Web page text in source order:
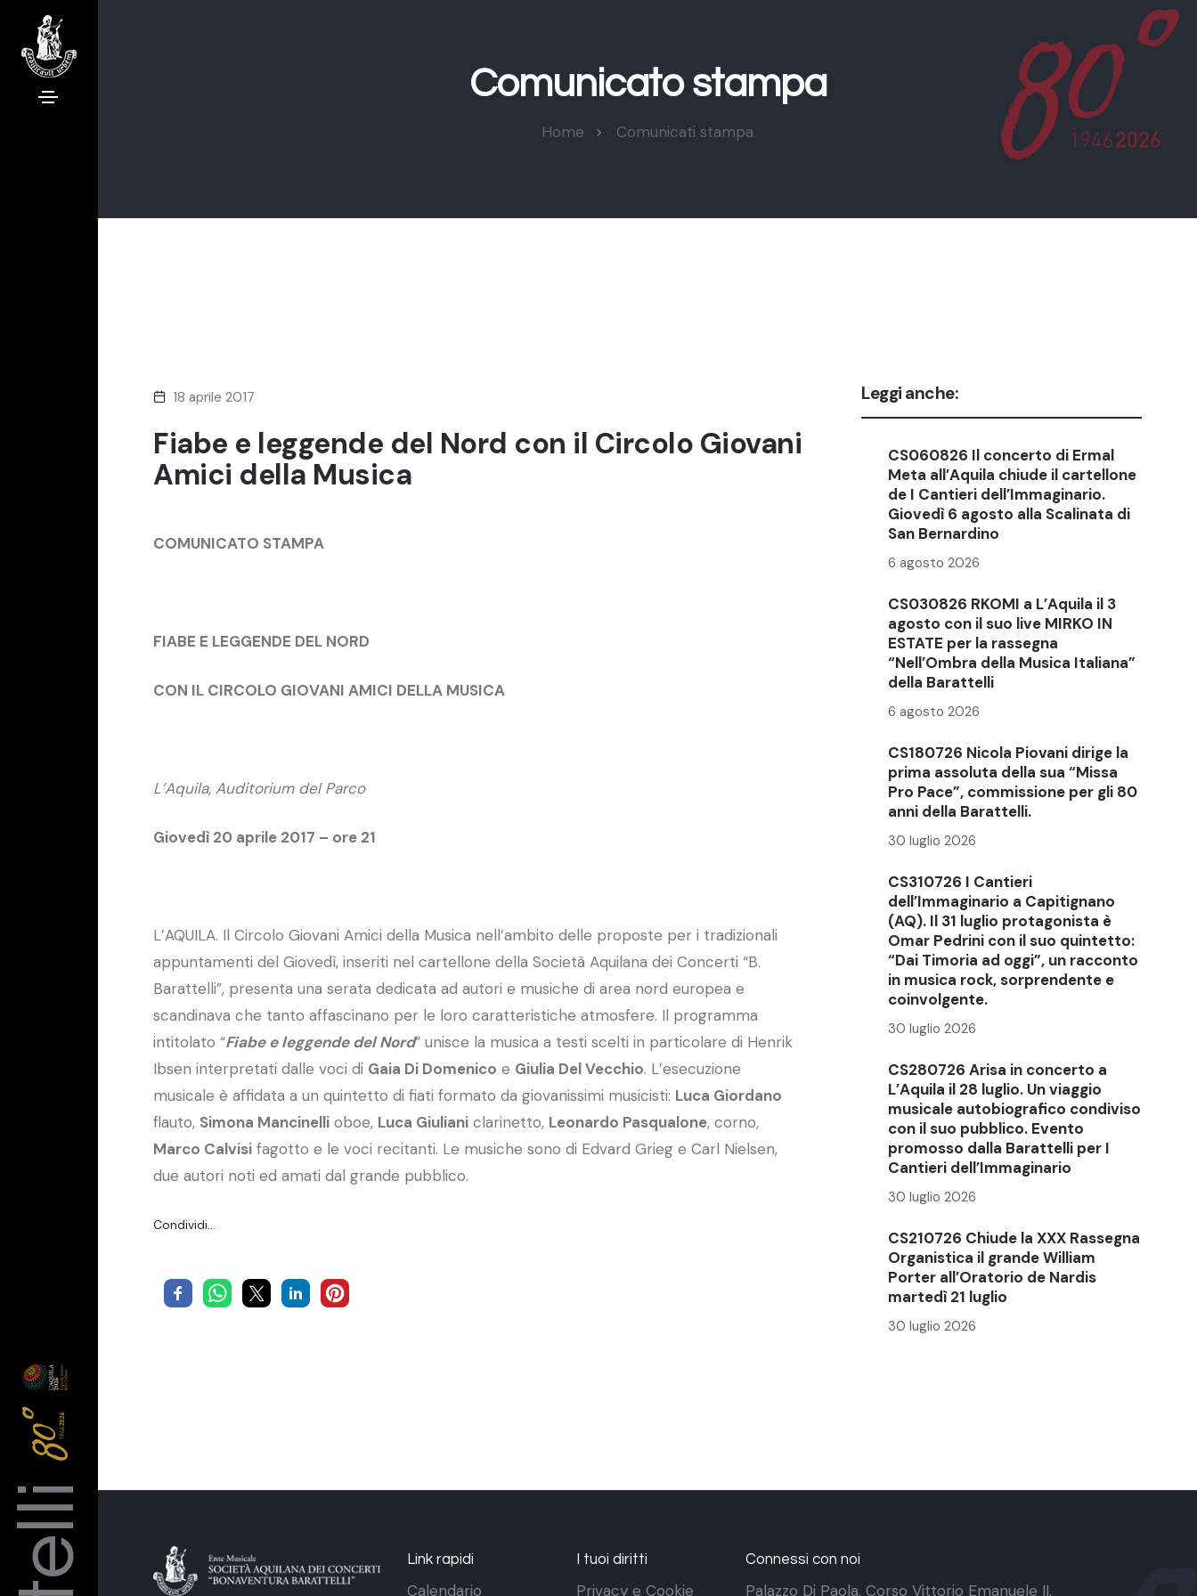
Comunicato stampa
Home Comunicati stampa
18 aprile 2017
Fiabe e leggende del Nord con il Circolo Giovani
Amici della Musica
COMUNICATO STAMPA
FIABE E LEGGENDE DEL NORD
CON IL CIRCOLO GIOVANI AMICI DELLA MUSICA
L’Aquila, Auditorium del Parco
Giovedì 20 aprile 2017 – ore 21
L’AQUILA. Il Circolo Giovani Amici della Musica nell’ambito delle proposte per i tradizionali
appuntamenti del Giovedì, inseriti nel cartellone della Società Aquilana dei Concerti “B.
Barattelli”, presenta una serata dedicata ad autori e musiche di area nord europea e
scandinava che tanto affascinano per le loro caratteristiche atmosfere. Il programma
intitolato “Fiabe e leggende del Nord” unisce la musica a testi scelti in particolare di Henrik
Ibsen interpretati dalle voci di Gaia Di Domenico e Giulia Del Vecchio. L’esecuzione
musicale è affidata a un quintetto di fiati formato da giovanissimi musicisti: Luca Giordano
flauto, Simona Mancinelli oboe, Luca Giuliani clarinetto, Leonardo Pasqualone, corno,
Marco Calvisi fagotto e le voci recitanti. Le musiche sono di Edvard Grieg e Carl Nielsen,
due autori noti ed amati dal grande pubblico.
Condividi…
Leggi anche:
CS060826 Il concerto di Ermal
Meta all’Aquila chiude il cartellone
de I Cantieri dell’Immaginario.
Giovedì 6 agosto alla Scalinata di
San Bernardino
6 agosto 2026
CS030826 RKOMI a L’Aquila il 3
agosto con il suo live MIRKO IN
ESTATE per la rassegna
“Nell’Ombra della Musica Italiana”
della Barattelli
6 agosto 2026
CS180726 Nicola Piovani dirige la
prima assoluta della sua “Missa
Pro Pace”, commissione per gli 80
anni della Barattelli.
30 luglio 2026
CS310726 I Cantieri
dell’Immaginario a Capitignano
(AQ). Il 31 luglio protagonista è
Omar Pedrini con il suo quintetto:
“Dai Timoria ad oggi”, un racconto
in musica rock, sorprendente e
coinvolgente.
30 luglio 2026
CS280726 Arisa in concerto a
L’Aquila il 28 luglio. Un viaggio
musicale autobiografico condiviso
con il suo pubblico. Evento
promosso dalla Barattelli per I
Cantieri dell’Immaginario
30 luglio 2026
CS210726 Chiude la XXX Rassegna
Organistica il grande William
Porter all’Oratorio de Nardis
martedì 21 luglio
30 luglio 2026
Link rapidi
Calendario
I tuoi diritti
Privacy e Cookie
Connessi con noi
Palazzo Di Paola. Corso Vittorio Emanuele II,